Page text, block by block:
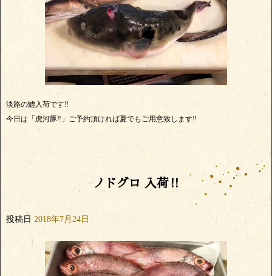
淡路の鱧入荷です‼️
今日は「虎河豚‼️」ご予約頂ければ夏でもご用意致します‼️
ノドグロ 入荷‼️
投稿日 2018年7月24日